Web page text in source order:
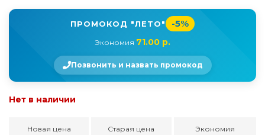
ПРОМОКОД "ЛЕТО" -5%
Экономия 71.00 р.
Позвонить и назвать промокод
Нет в наличии
Новая цена Старая цена Экономия